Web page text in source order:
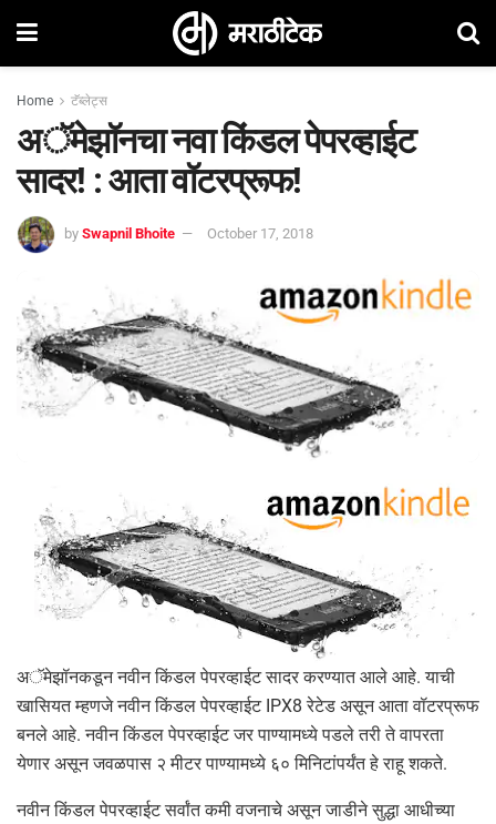
Home टॅब्लेट्स
अॅमेझॉनचा नवा किंडल पेपरव्हाईट
सादर! : आता वॉटरप्रूफ!
by Swapnil Bhoite October 17, 2018
अॅमेझॉनकडून नवीन किंडल पेपरव्हाईट सादर करण्यात आले आहे. याची
खासियत म्हणजे नवीन किंडल पेपरव्हाईट IPX8 रेटेड असून आता वॉटरप्रूफ
बनले आहे. नवीन किंडल पेपरव्हाईट जर पाण्यामध्ये पडले तरी ते वापरता
येणार असून जवळपास २ मीटर पाण्यामध्ये ६० मिनिटांपर्यंत हे राहू शकते.
नवीन किंडल पेपरव्हाईट सर्वांत कमी वजनाचे असून जाडीने सुद्धा आधीच्या